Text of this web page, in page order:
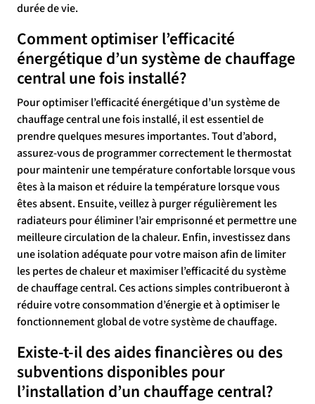
durée de vie.
Comment optimiser l’efficacité
énergétique d’un système de chauffage
central une fois installé?
Pour optimiser l’efficacité énergétique d’un système de
chauffage central une fois installé, il est essentiel de
prendre quelques mesures importantes. Tout d’abord,
assurez-vous de programmer correctement le thermostat
pour maintenir une température confortable lorsque vous
êtes à la maison et réduire la température lorsque vous
êtes absent. Ensuite, veillez à purger régulièrement les
radiateurs pour éliminer l’air emprisonné et permettre une
meilleure circulation de la chaleur. Enfin, investissez dans
une isolation adéquate pour votre maison afin de limiter
les pertes de chaleur et maximiser l’efficacité du système
de chauffage central. Ces actions simples contribueront à
réduire votre consommation d’énergie et à optimiser le
fonctionnement global de votre système de chauffage.
Existe-t-il des aides financières ou des
subventions disponibles pour
l’installation d’un chauffage central?